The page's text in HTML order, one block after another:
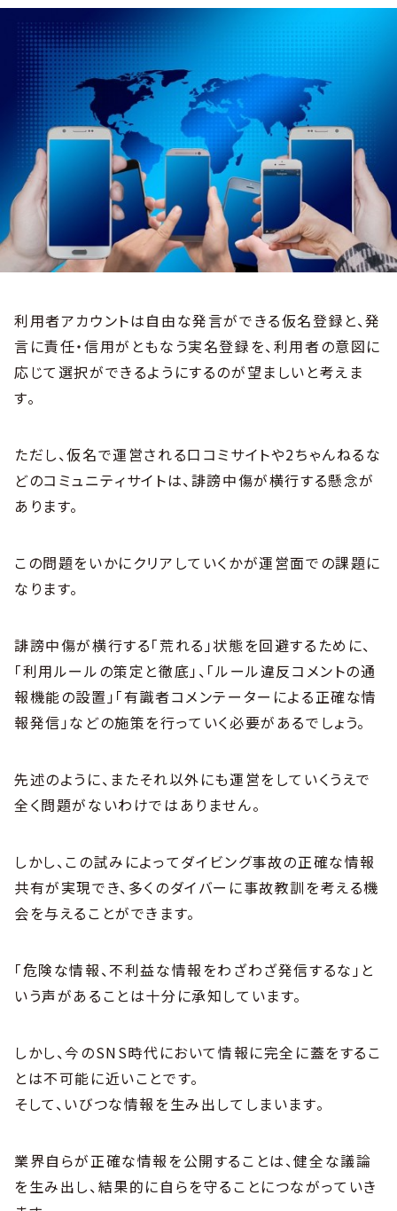
利用者アカウントは自由な発言ができる仮名登録と、発
言に責任・信用がともなう実名登録を、利用者の意図に
応じて選択ができるようにするのが望ましいと考えま
す。
ただし、仮名で運営される口コミサイトや2ちゃんねるな
どのコミュニティサイトは、誹謗中傷が横行する懸念が
あります。
この問題をいかにクリアしていくかが運営面での課題に
なります。
誹謗中傷が横行する「荒れる」状態を回避するために、
「利用ルールの策定と徹底」、「ルール違反コメントの通
報機能の設置」「有識者コメンテーターによる正確な情
報発信」などの施策を行っていく必要があるでしょう。
先述のように、またそれ以外にも運営をしていくうえで
全く問題がないわけではありません。
しかし、この試みによってダイビング事故の正確な情報
共有が実現でき、多くのダイバーに事故教訓を考える機
会を与えることができます。
「危険な情報、不利益な情報をわざわざ発信するな」と
いう声があることは十分に承知しています。
しかし、今のSNS時代において情報に完全に蓋をするこ
とは不可能に近いことです。
そして、いびつな情報を生み出してしまいます。
業界自らが正確な情報を公開することは、健全な議論
を生み出し、結果的に自らを守ることにつながっていき